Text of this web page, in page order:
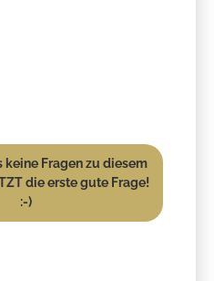
keine Fragen zu diesem
die erste gute Frage!
:-)